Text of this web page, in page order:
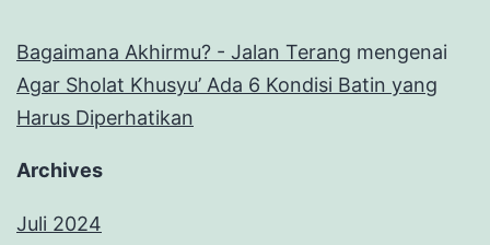
Bagaimana Akhirmu? - Jalan Terang mengenai
Agar Sholat Khusyu’ Ada 6 Kondisi Batin yang
Harus Diperhatikan
Archives
Juli 2024